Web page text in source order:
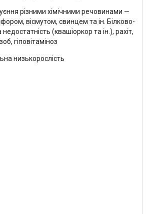
різними хімічними речовинами —
вісмутом, свинцем та ін. Білково-
(квашіоркор та ін.), рахіт,
гіповітаміноз
низькорослість